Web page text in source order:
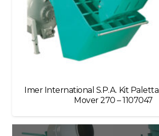
Imer International S.P.A. Kit
Mover 270 – 1107047